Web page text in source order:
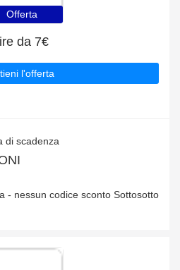
Offerta
da 7€
l'offerta
di scadenza
- nessun codice sconto Sottosotto